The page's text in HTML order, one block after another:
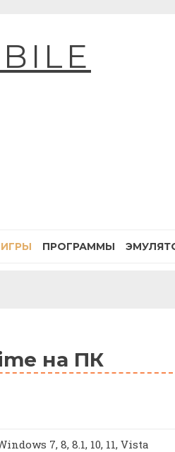
ПРОГРАММЫ
на ПК
7, 8, 8.1, 10, 11, Vista